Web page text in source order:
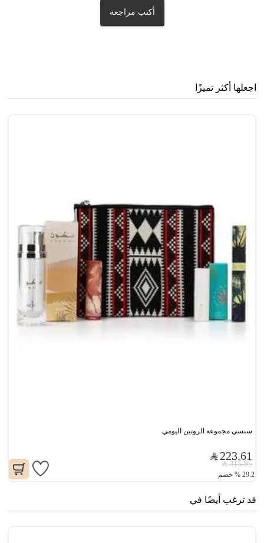
أكتب مراجعة
اجعلها أكثر تميزًا
سنسي مجموعة الروتين اليومي
223.61
315.95
29.2
% خصم
قد ترغب أيضًا في